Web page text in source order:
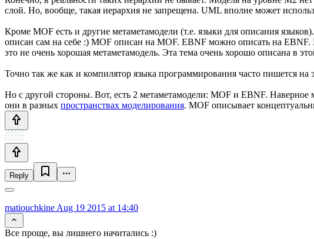
слой. Но, вообще, такая иерархия не запрещена. UML вполне может
Кроме MOF есть и другие метаметамодели (т.е. языки для описания
описан сам на себе :) MOF описан на MOF. EBNF можно описать на
это не очень хорошая метаметамодель. Эта тема очень хорошо описана в
Точно так же как и компилятор языка программирования часто пишется на
Но с другой стороны. Вот, есть 2 метаметамодели: MOF и EBNF.
они в разных пространствах моделирования. MOF описывает
Reply
matiouchkine Aug 19 2015 at 14:40
Все проще, вы лишнего начитались :)